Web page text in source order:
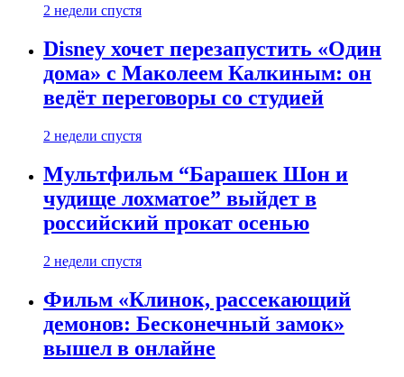
2 недели спустя
Disney хочет перезапустить «Один
дома» с Маколеем Калкиным: он
ведёт переговоры со студией
2 недели спустя
Мультфильм “Барашек Шон и
чудище лохматое” выйдет в
российский прокат осенью
2 недели спустя
Фильм «Клинок, рассекающий
демонов: Бесконечный замок»
вышел в онлайне